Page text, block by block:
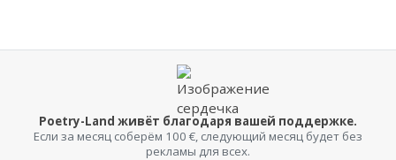
Poetry-Land живёт благодаря вашей поддержке.
Если за месяц соберём 100 €, следующий месяц будет без
рекламы для всех.